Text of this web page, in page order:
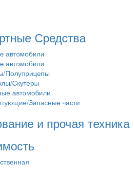
Средства
автомобили
автомобили
Полуприцепы
Скутеры
автомобили
Запасные части
и прочая техника